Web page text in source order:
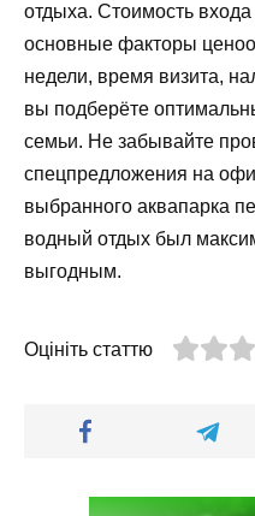
отдыха. Стоимость входа
основные факторы
недели, время визита,
вы подберёте
семьи. Не забывайте
спецпредложения на
выбранного аквапарка
водный отдых был
выгодным.
Оцініть статтю